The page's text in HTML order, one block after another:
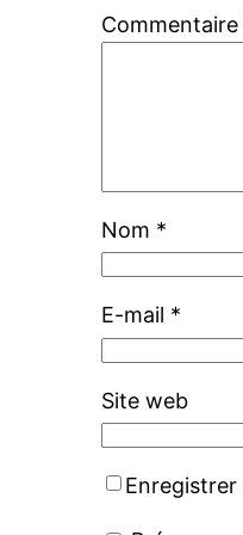
Commentaire
Nom *
E-mail *
Site web